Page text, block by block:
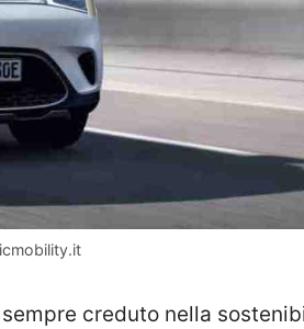
creduto nella